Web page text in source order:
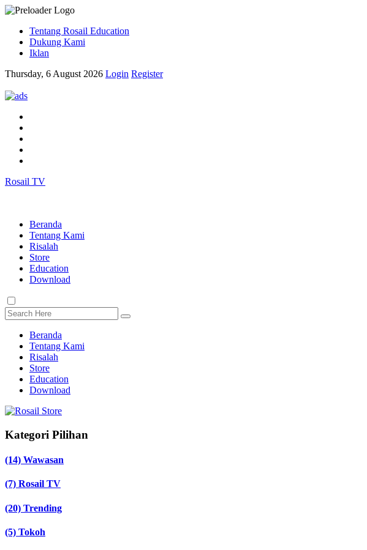
Tentang Rosail Education
Dukung Kami
Iklan
Thursday, 6 August 2026 Login Register
Rosail TV
Beranda
Tentang Kami
Risalah
Store
Education
Download
Beranda
Tentang Kami
Risalah
Store
Education
Download
Kategori Pilihan
(14) Wawasan
(7) Rosail TV
(20) Trending
(5) Tokoh